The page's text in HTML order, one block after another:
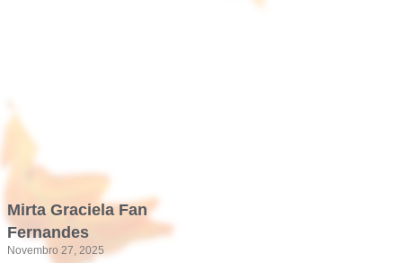
Mirta Graciela Fan
Fernandes
Novembro 27, 2025